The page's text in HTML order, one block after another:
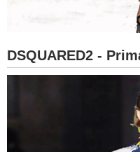
DSQUARED2 -